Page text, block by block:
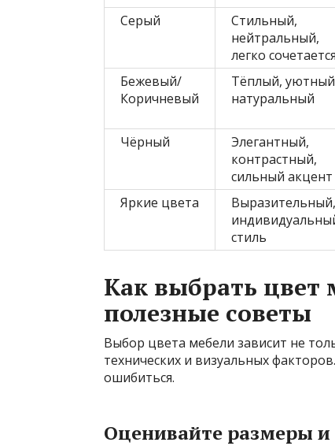
Серый
Стильный,
нейтральный,
легко сочетается
Бежевый/
Коричневый
Тёплый,
натуральный
Чёрный
Элегантный,
контрастный,
сильный акцент
Яркие цвета
Выразительный,
стиль
Как выбрать цвет
полезные советы
Выбор цвета мебели зависит не
технических и визуальных
ошибиться.
Оценивайте размеры